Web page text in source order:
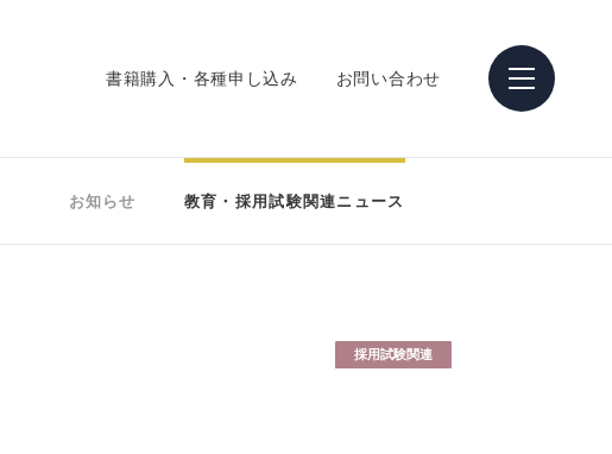
書籍購入・各種申し込み お問い合わせ
お知らせ 教育・採用試験関連ニュース
採用試験関連